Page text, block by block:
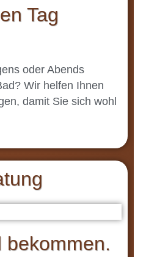
Tag
oder Abends
Wir helfen Ihnen
damit Sie sich wohl
bekommen.